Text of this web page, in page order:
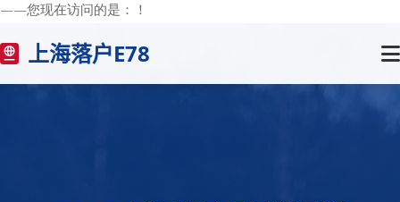
——您现在访问的是： ！